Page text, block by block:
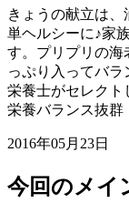
きょうの献立は
単ヘルシーに♪家
す。プリプリの海
っぷり入ってバ
栄養士がセレクト
栄養バランス抜群
2016年05月23日
今回のメイ